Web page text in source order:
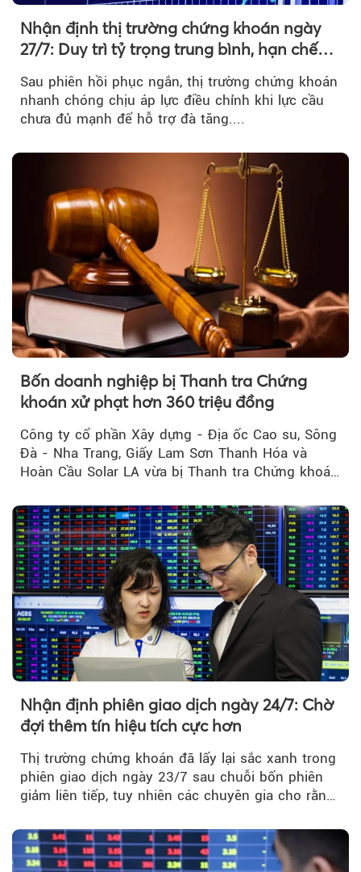
Nhận định thị trường chứng khoán ngày
27/7: Duy trì tỷ trọng trung bình, hạn chế
Sau phiên hồi phục ngắn, thị trường chứng khoán
nhanh chóng chịu áp lực điều chỉnh khi lực cầu
chưa đủ mạnh để hỗ trợ đà tăng....
Bốn doanh nghiệp bị Thanh tra Chứng
khoán xử phạt hơn 360 triệu đồng
Công ty cổ phần Xây dựng - Địa ốc Cao su, Sông
Đà - Nha Trang, Giấy Lam Sơn Thanh Hóa và
Hoàn Cầu Solar LA vừa bị Thanh tra Chứng khoán
do vi phạm quy định về công bố thông tin trên
thị trường chứng khoán.
Nhận định phiên giao dịch ngày 24/7: Chờ
đợi thêm tín hiệu tích cực hơn
Thị trường chứng khoán đã lấy lại sắc xanh trong
phiên giao dịch ngày 23/7 sau chuỗi bốn phiên
giảm liên tiếp, tuy nhiên các chuyên gia cho rằng